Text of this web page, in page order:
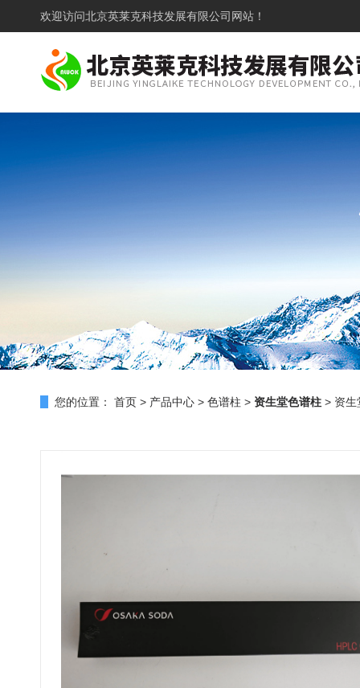
欢迎访问北京英莱克科技发展有限公司网站！
您的位置： 首页 > 产品中心 > 色谱柱 > 资生堂色谱柱 > 资生